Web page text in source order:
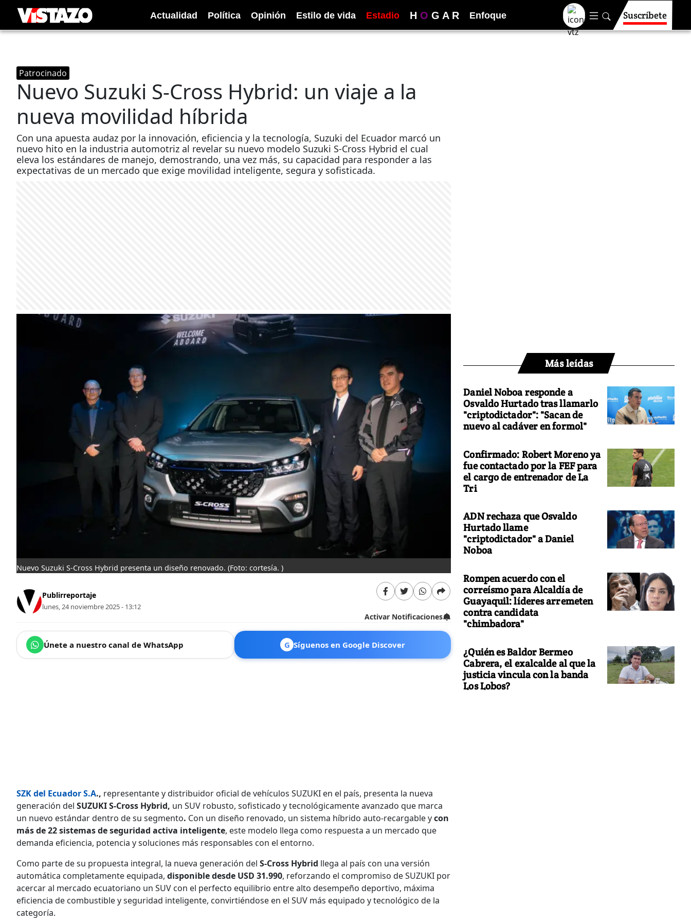
Actualidad Política Opinión Estilo de vida Estadio H O G A R Enfoque Suscríbete
Patrocinado
Nuevo Suzuki S-Cross Hybrid: un viaje a la
nueva movilidad híbrida
Con una apuesta audaz por la innovación, eficiencia y la tecnología, Suzuki del Ecuador marcó un
nuevo hito en la industria automotriz al revelar su nuevo modelo Suzuki S-Cross Hybrid el cual
eleva los estándares de manejo, demostrando, una vez más, su capacidad para responder a las
expectativas de un mercado que exige movilidad inteligente, segura y sofisticada.
Nuevo Suzuki S-Cross Hybrid presenta un diseño renovado. (Foto: cortesía. )
Publirreportaje
lunes, 24 noviembre 2025 - 13:12
Activar Notificaciones
Únete a nuestro canal de WhatsApp G Síguenos en Google Discover
SZK del Ecuador S.A., representante y distribuidor oficial de vehículos SUZUKI en el país, presenta la nueva
generación del SUZUKI S-Cross Hybrid, un SUV robusto, sofisticado y tecnológicamente avanzado que marca
un nuevo estándar dentro de su segmento. Con un diseño renovado, un sistema híbrido auto-recargable ycon
más de 22 sistemas de seguridad activa inteligente, este modelo llega como respuesta a un mercado que
demanda eficiencia, potencia y soluciones más responsables con el entorno.
Como parte de su propuesta integral, la nueva generación del S-Cross Hybrid llega al país con una versión
automática completamente equipada, disponible desde USD 31.990, reforzando el compromiso de SUZUKI por
acercar al mercado ecuatoriano un SUV con el perfecto equilibrio entre alto desempeño deportivo, máxima
eficiencia de combustible y seguridad inteligente, convirtiéndose en el SUV más equipado y tecnológico de la
categoría.
Más leídas
Daniel Noboa responde a
Osvaldo Hurtado tras llamarlo
"criptodictador": "Sacan de
nuevo al cadáver en formol"
Confirmado: Robert Moreno ya
fue contactado por la FEF para
el cargo de entrenador de La
Tri
ADN rechaza que Osvaldo
Hurtado llame
"criptodictador" a Daniel
Noboa
Rompen acuerdo con el
correísmo para Alcaldía de
Guayaquil: líderes arremeten
contra candidata
"chimbadora"
¿Quién es Baldor Bermeo
Cabrera, el exalcalde al que la
justicia vincula con la banda
Los Lobos?